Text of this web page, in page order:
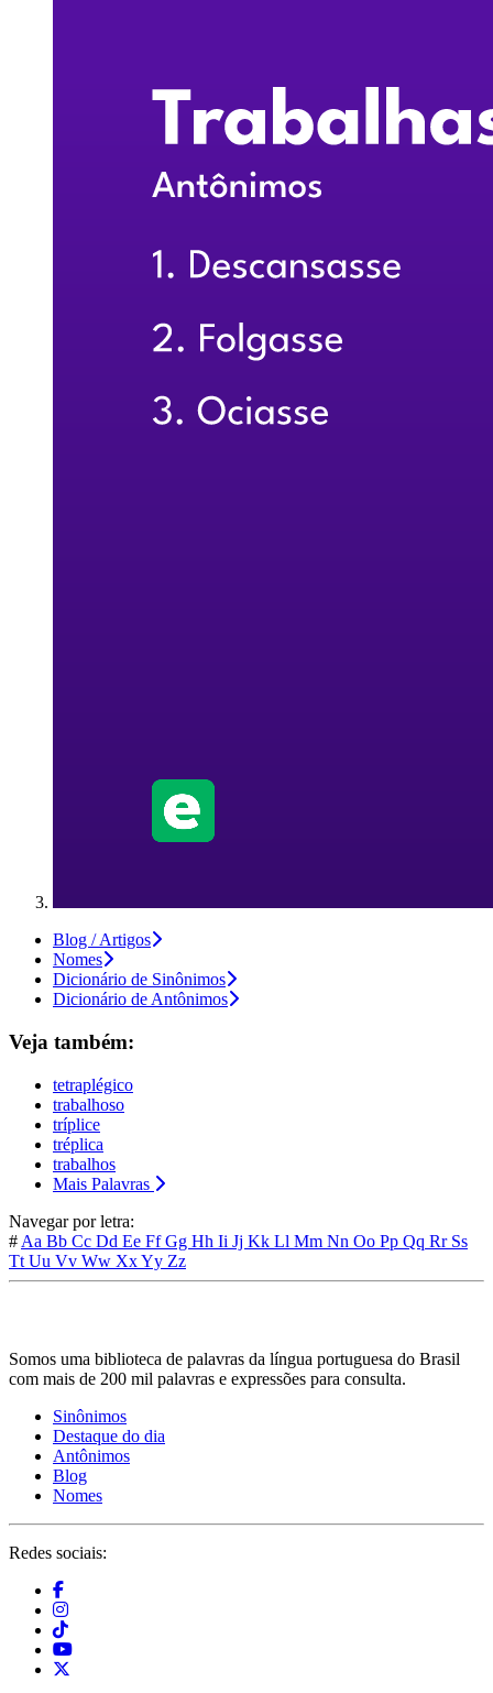
Blog / Artigos
Nomes
Dicionário de Sinônimos
Dicionário de Antônimos
Veja também:
tetraplégico
trabalhoso
tríplice
tréplica
trabalhos
Mais Palavras
Navegar por letra:
# Aa Bb Cc Dd Ee FfGg Hh Ii Jj Kk Ll Mm Nn Oo Pp Qq Rr Ss
Tt Uu Vv Ww XxYy Zz
Somos uma biblioteca de palavras da língua portuguesa do Brasil
com mais de 200 mil palavras e expressões para consulta.
Sinônimos
Destaque do dia
Antônimos
Blog
Nomes
Redes sociais: